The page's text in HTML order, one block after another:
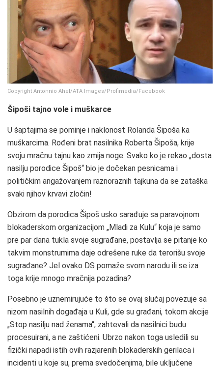
Copyright Antonnio Ahel/ATA Images/Profimedia/Facebook
Šipoši tajno vole i muškarce
U šaptajima se pominje i naklonost Rolanda Šipoša ka
muškarcima. Rođeni brat nasilnika Roberta Šipoša, krije
svoju mračnu tajnu kao zmija noge. Svako ko je rekao „dosta
nasilju porodice Šipoš“ bio je dočekan pesnicama i
političkim angažovanjem raznoraznih tajkuna da se zataška
svaki njihov krvavi zločin!
Obzirom da porodica Šipoš usko sarađuje sa paravojnom
blokaderskom organizacijom „Mladi za Kulu“ koja je samo
pre par dana tukla svoje sugrađane, postavlja se pitanje ko
takvim monstrumima daje odrešene ruke da terorišu svoje
sugrađane? Jel ovako DS pomaže svom narodu ili se iza
toga krije mnogo mračnija pozadina?
Posebno je uznemirujuće to što se ovaj slučaj povezuje sa
nizom nasilnih događaja u Kuli, gde su građani, tokom akcije
„Stop nasilju nad ženama“, zahtevali da nasilnici budu
procesuirani, a ne zaštićeni. Ubrzo nakon toga usledili su
fizički napadi istih ovih razjarenih blokaderskih gerilaca i
incidenti u koje su, prema svedočenjima, bile uključene